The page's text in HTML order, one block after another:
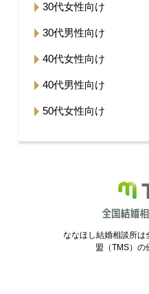
30代女性向け
30代男性向け
40代女性向け
40代男性向け
50代女性向け
ななほし結婚相談所は
盟（TMS）の